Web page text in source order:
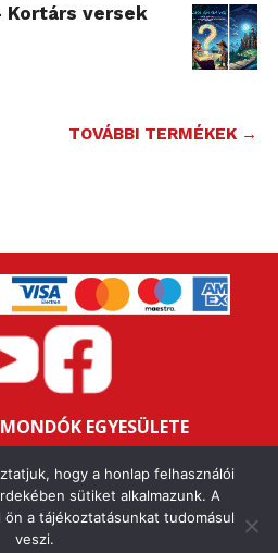
versek
TOVÁBBI TERMÉKEK →
EGYESÜLETE
16200106-11646259
18047352-1-43
hogy a honlap felhasználói
sütiket alkalmazunk. A
ön a tájékoztatásunkat tudomásul
veszi.